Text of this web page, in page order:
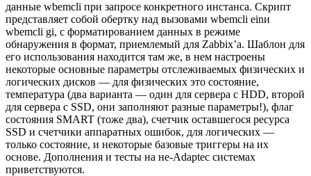
данные wbemcli при запросе конкретного инстанса. Скрипт
представляет собой обертку над вызовами wbemcli einи
wbemcli gi, с форматированием данных в режиме
обнаружения в формат, приемлемый для Zabbix’a. Шаблон для
его использования находится там же, в нем настроены
некоторые основные параметры отслеживаемых физических и
логических дисков — для физических это состояние,
температура (два варианта — один для сервера с HDD, второй
для сервера с SSD, они заполняют разные параметры!), флаг
состояния SMART (тоже два), счетчик оставшегося ресурса
SSD и счетчики аппаратных ошибок, для логических —
только состояние, и некоторые базовые триггеры на их
основе. Дополнения и тесты на не-Adaptec системах
приветствуются.